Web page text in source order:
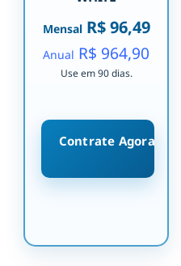
MensalR$ 96,49
Anual R$ 964,90
Use em 90 dias.
Contrate Agora